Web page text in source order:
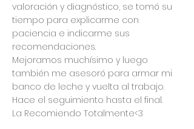
valoración y diagnóstico, se tomó su
tiempo para explicarme con
paciencia e indicarme sus
recomendaciones.
Mejoramos muchísimo y luego
también me asesoró para armar mi
banco de leche y vuelta al trabajo.
Hace el seguimiento hasta el final.
La Recomiendo Totalmente<3